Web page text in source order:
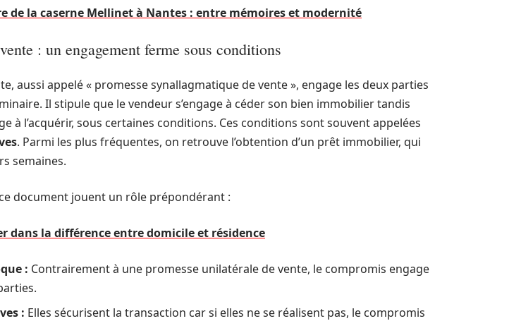
de la caserne Mellinet à Nantes : entre mémoires et modernité
: un engagement ferme sous conditions
aussi appelé « promesse synallagmatique de vente », engage les deux parties
Il stipule que le vendeur s’engage à céder son bien immobilier tandis
à l’acquérir, sous certaines conditions. Ces conditions sont souvent appelées
. Parmi les plus fréquentes, on retrouve l’obtention d’un prêt immobilier, qui
semaines.
document jouent un rôle prépondérant :
dans la différence entre domicile et résidence
: Contrairement à une promesse unilatérale de vente, le compromis engage
: Elles sécurisent la transaction car si elles ne se réalisent pas, le compromis